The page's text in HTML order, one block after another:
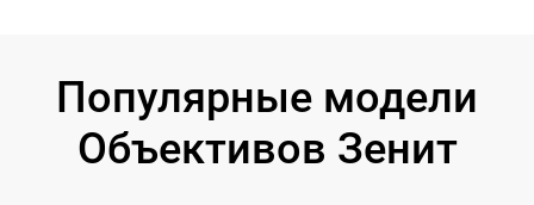
Популярные модели
Объективов Зенит